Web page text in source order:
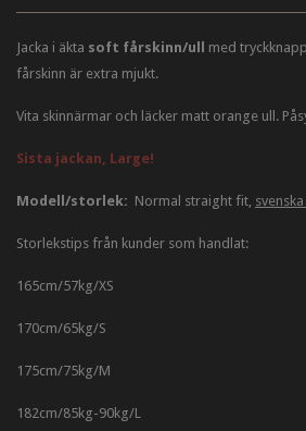
Jacka i äkta soft fårskinn/ull
med
fårskinn är extra mjukt.
Vita skinnärmar och läcker matt orange ull.
Sista jackan, Large!
Modell/storlek: Normal straight fit,
Storlekstips från kunder som handlat:
165cm/57kg/XS
170cm/65kg/S
175cm/75kg/M
182cm/85kg-90kg/L